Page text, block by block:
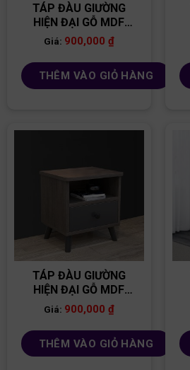
TÁP ĐÀU GIƯỜNG
HIỆN ĐẠI GỖ MDF
TĐG09
Giá: 900,000 ₫
THÊM VÀO GIỎ HÀNG
TÁP ĐÀU GIƯỜNG
HIỆN ĐẠI GỖ MDF
TĐG03
Giá: 900,000 ₫
THÊM VÀO GIỎ HÀNG